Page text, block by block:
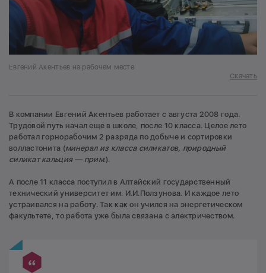
Евгений Акентьев на рабочем месте
Скачать
В компании Евгений Акентьев работает с августа 2008 года.
Трудовой путь начал еще в школе, после 10 класса. Целое лето
работал горнорабочим 2 разряда по добыче и сортировки
волластонита (минерал из класса силикатов, природный
силикат кальция — прим.).
А после 11 класса поступил в Алтайский государственный
технический университет им. И.И.Ползунова. И каждое лето
устраивался на работу. Так как он учился на энергетическом
факультете, то работа уже была связана с электричеством.